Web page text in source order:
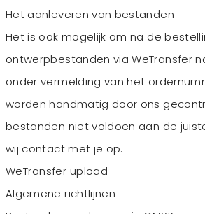
Het aanleveren van bestanden
Het is ook mogelijk om na de
ontwerpbestanden via WeTransfer
onder vermelding van het
worden handmatig door ons
bestanden niet voldoen aan de
wij contact met je op.
WeTransfer upload
Algemene richtlijnen